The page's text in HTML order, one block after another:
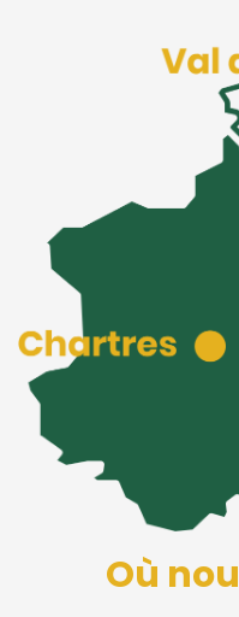
Où